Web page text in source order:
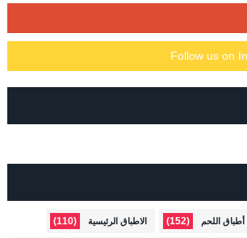
أطباق اللحم (152) الاطباق الرئيسية (110)